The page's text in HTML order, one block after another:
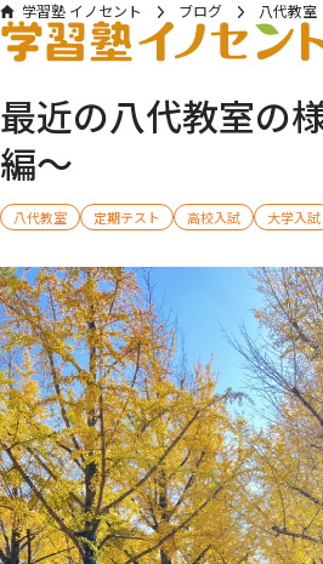
学習塾 イノセント ブログ
八代教室
最近の八代教室の様子～10月編～
最近の八代教室の
編～
八代教室 定期テスト 高校入試 大学入試